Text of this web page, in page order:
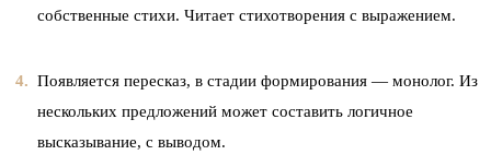
собственные стихи. Читает стихотворения с выражением.
Появляется пересказ, в стадии формирования — монолог. Из
нескольких предложений может составить логичное
высказывание, с выводом.